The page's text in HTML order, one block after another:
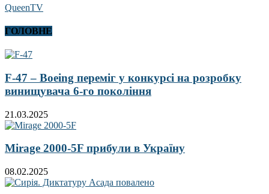
QueenTV
ГОЛОВНЕ
F-47 – Boeing переміг у конкурсі на розробку
винищувача 6-го покоління
21.03.2025
Mirage 2000-5F прибули в Україну
08.02.2025